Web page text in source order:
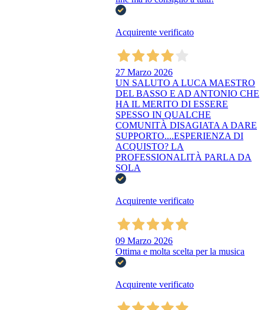
Acquirente verificato
27 Marzo 2026
UN SALUTO A LUCA MAESTRO
DEL BASSO E AD ANTONIO CHE
HA IL MERITO DI ESSERE
SPESSO IN QUALCHE
COMUNITÀ DISAGIATA A DARE
SUPPORTO....ESPERIENZA DI
ACQUISTO? LA
PROFESSIONALITÀ PARLA DA
SOLA
Acquirente verificato
09 Marzo 2026
Ottima e molta scelta per la musica
Acquirente verificato